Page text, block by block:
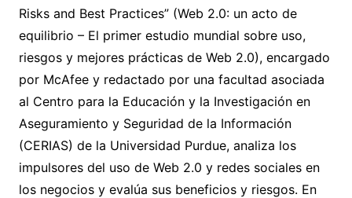
Risks and Best Practices” (Web 2.0: un acto de
equilibrio – El primer estudio mundial sobre uso,
riesgos y mejores prácticas de Web 2.0), encargado
por McAfee y redactado por una facultad asociada
al Centro para la Educación y la Investigación en
Aseguramiento y Seguridad de la Información
(CERIAS) de la Universidad Purdue, analiza los
impulsores del uso de Web 2.0 y redes sociales en
los negocios y evalúa sus beneficios y riesgos. En